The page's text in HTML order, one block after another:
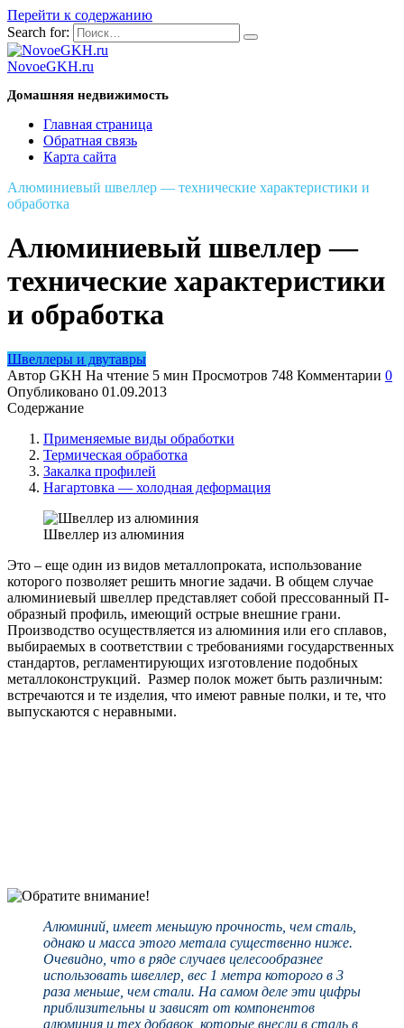
Перейти к содержанию
Search for:
NovoeGKH.ru
Домашняя недвижимость
Главная страница
Обратная связь
Карта сайта
Алюминиевый швеллер — технические характеристики и
обработка
Алюминиевый швеллер —
технические характеристики
и обработка
Швеллеры и двутавры
Автор GKH На чтение 5 мин Просмотров 748 Комментарии 0
Опубликовано 01.09.2013
Содержание
Применяемые виды обработки
Термическая обработка
Закалка профилей
Нагартовка — холодная деформация
Швеллер из алюминия
Это – еще один из видов металлопроката, использование
которого позволяет решить многие задачи. В общем случае
алюминиевый швеллер представляет собой прессованный П-
образный профиль, имеющий острые внешние грани.
Производство осуществляется из алюминия или его сплавов,
выбираемых в соответствии с требованиями государственных
стандартов, регламентирующих изготовление подобных
металлоконструкций. Размер полок может быть различным:
встречаются и те изделия, что имеют равные полки, и те, что
выпускаются с неравными.
Алюминий, имеет меньшую прочность, чем сталь,
однако и масса этого метала существенно ниже.
Очевидно, что в ряде случаев целесообразнее
использовать швеллер, вес 1 метра которого в 3
раза меньше, чем стали. На самом деле эти цифры
приблизительны и зависят от компонентов
алюминия и тех добавок, которые внесли в сталь в